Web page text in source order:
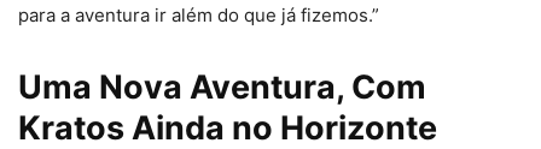
para a aventura ir além do que já fizemos.”
Uma Nova Aventura, Com
Kratos Ainda no Horizonte